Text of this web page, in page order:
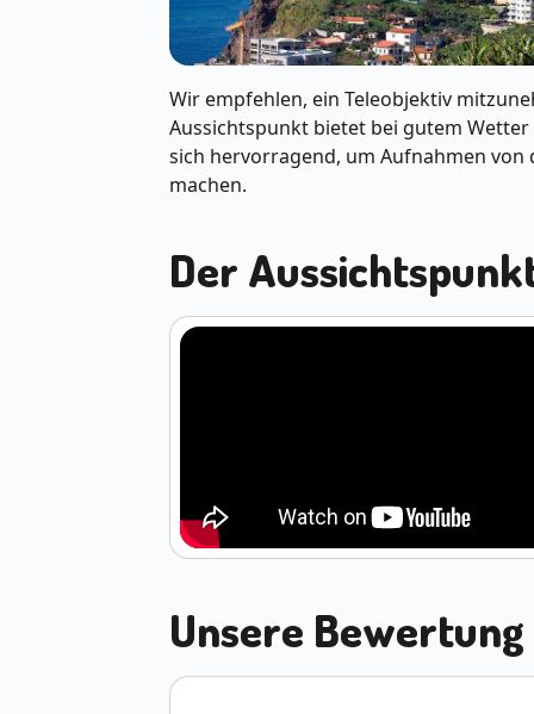
Wir empfehlen, ein Teleobjektiv
Aussichtspunkt bietet bei gutem
sich hervorragend, um Aufnahmen
machen.
Der
Unsere Bewertung